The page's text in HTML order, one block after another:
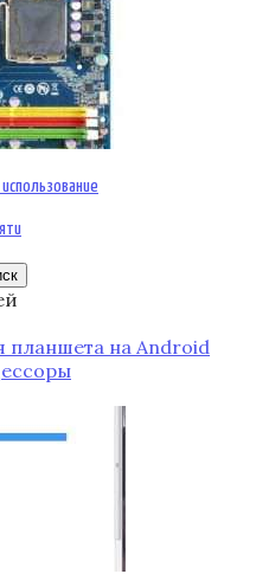
планшета на Android